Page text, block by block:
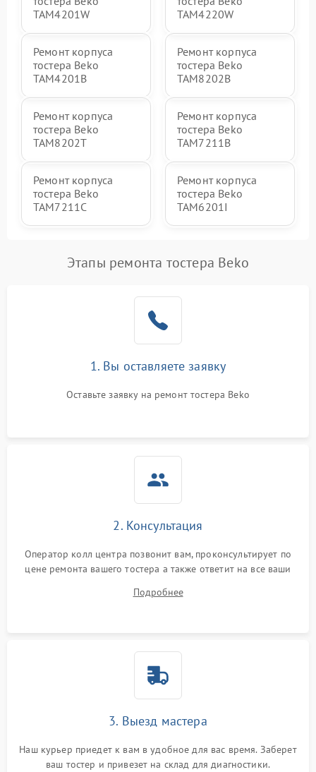
TAM4201W
TAM4220W
Ремонт корпуса
тостера Beko
TAM4201B
Ремонт корпуса
тостера Beko
TAM8202B
Ремонт корпуса
тостера Beko
TAM8202T
Ремонт корпуса
тостера Beko
TAM7211B
Ремонт корпуса
тостера Beko
TAM7211C
Ремонт корпуса
тостера Beko
TAM6201I
Этапы ремонта тостера Beko
1. Вы оставляете заявку
Оставьте заявку на ремонт тостера Beko
2. Консультация
Оператор колл центра позвонит вам, проконсультирует по
цене ремонта вашего тостера а также ответит на все ваши
Подробнее
3. Выезд мастера
Наш курьер приедет к вам в удобное для вас время. Заберет
ваш тостер и привезет на склад для диагностики.